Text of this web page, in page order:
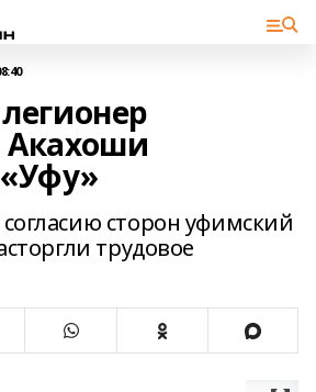
сторон уфимский
трудовое